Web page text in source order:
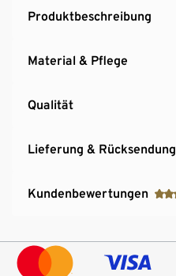
Produktbeschreibung
Material & Pflege
Qualität
Lieferung & Rücksendung
Kundenbewertungen